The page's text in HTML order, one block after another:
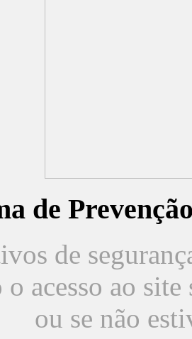
de
de
o acesso ao
ou se não